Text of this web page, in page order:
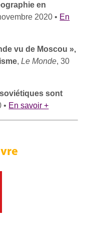
en
2020 • En
vu de Moscou »,
,Le Monde, 30
sont
• En savoir +